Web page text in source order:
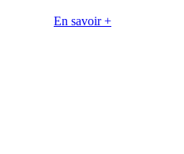
En savoir +